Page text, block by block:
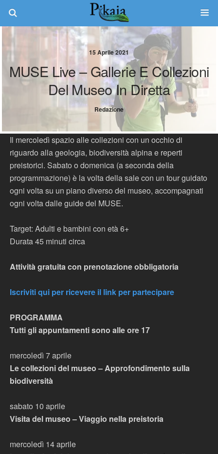
15 Aprile 2021
MUSE Live – Gallerie E Collezioni
Del Museo In Diretta
Redazione
Il mercoledì spazio alle collezioni con un occhio di
riguardo alla geologia, biodiversità alpina e reperti
preistorici. Sabato o domenica (a seconda della
programmazione) è la volta della sale con un tour guidato
ogni volta su un piano diverso del museo, accompagnati
ogni volta dalle guide del MUSE.
Target: Adulti e bambini con età 6+
Durata 45 minuti circa
Attività gratuita con prenotazione obbligatoria
Iscriviti qui per ricevere il link per partecipare
PROGRAMMA
Tutti gli appuntamenti sono alle ore 17
mercoledì 7 aprile
Le collezioni del museo – Approfondimento sulla
biodiversità
sabato 10 aprile
Visita del museo – Viaggio nella preistoria
mercoledì 14 aprile